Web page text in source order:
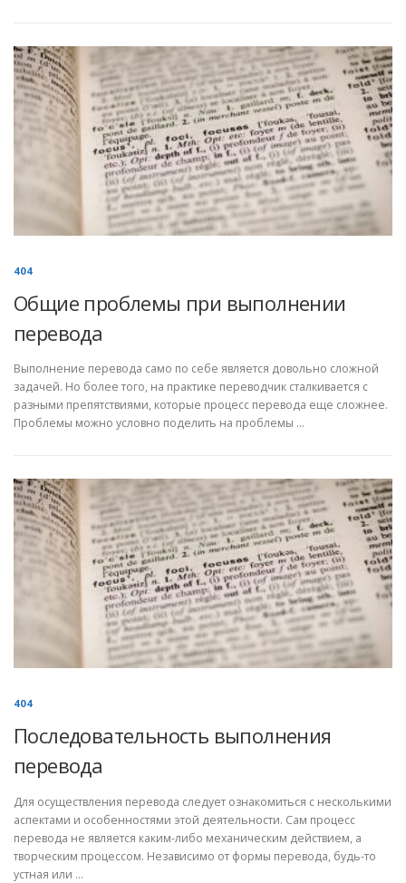
404
Общие проблемы при выполнении
перевода
Выполнение перевода само по себе является довольно сложной
задачей. Но более того, на практике переводчик сталкивается с
разными препятствиями, которые процесс перевода еще сложнее.
Проблемы можно условно поделить на проблемы …
404
Последовательность выполнения
перевода
Для осуществления перевода следует ознакомиться с несколькими
аспектами и особенностями этой деятельности. Сам процесс
перевода не является каким-либо механическим действием, а
творческим процессом. Независимо от формы перевода, будь-то
устная или …